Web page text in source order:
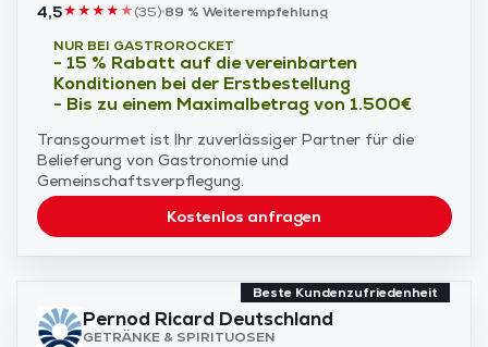
4,5★★★★★(35)89 % Weiterempfehlung
NUR BEI GASTROROCKET
- 15 % Rabatt auf die vereinbarten
Konditionen bei der Erstbestellung
- Bis zu einem Maximalbetrag von 1.500€
Transgourmet ist Ihr zuverlässiger Partner für die
Belieferung von Gastronomie und
Gemeinschaftsverpflegung.
Kostenlos anfragen
Beste Kundenzufriedenheit
Pernod Ricard Deutschland
GETRÄNKE & SPIRITUOSEN